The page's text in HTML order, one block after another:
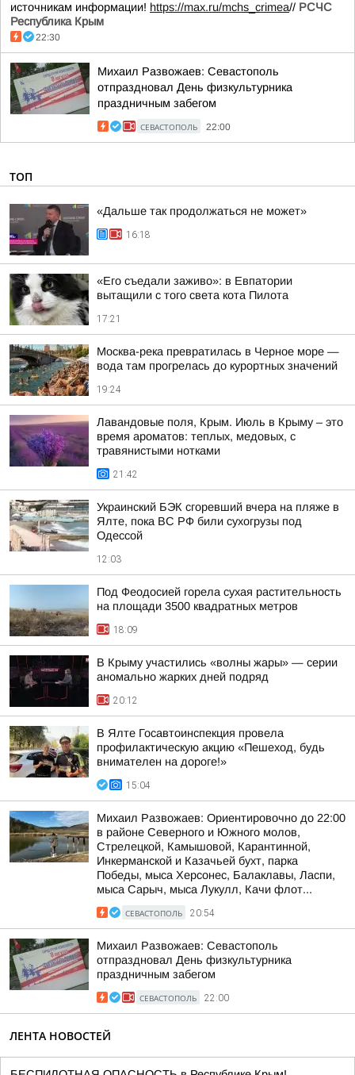
источникам информации! https://max.ru/mchs_crimea// РСЧС
Республика Крым
22:30
Михаил Развожаев: Севастополь
отпраздновал День физкультурника
праздничным забегом
СЕВАСТОПОЛЬ 22:00
ТОП
«Дальше так продолжаться не может»
16:18
«Его съедали заживо»: в Евпатории
вытащили с того света кота Пилота
17:21
Москва-река превратилась в Черное море —
вода там прогрелась до курортных значений
19:24
Лавандовые поля, Крым. Июль в Крыму – это
время ароматов: теплых, медовых, с
травянистыми нотками
21:42
Украинский БЭК сгоревший вчера на пляже в
Ялте, пока ВС РФ били сухогрузы под
Одессой
12:03
Под Феодосией горела сухая растительность
на площади 3500 квадратных метров
18:09
В Крыму участились «волны жары» — серии
аномально жарких дней подряд
20:12
В Ялте Госавтоинспекция провела
профилактическую акцию «Пешеход, будь
внимателен на дороге!»
15:04
Михаил Развожаев: Ориентировочно до 22:00
в районе Северного и Южного молов,
Стрелецкой, Камышовой, Карантинной,
Инкерманской и Казачьей бухт, парка
Победы, мыса Херсонес, Балаклавы, Ласпи,
мыса Сарыч, мыса Лукулл, Качи флот...
СЕВАСТОПОЛЬ 20:54
Михаил Развожаев: Севастополь
отпраздновал День физкультурника
праздничным забегом
СЕВАСТОПОЛЬ 22:00
ЛЕНТА НОВОСТЕЙ